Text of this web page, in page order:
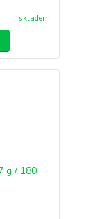
skladem